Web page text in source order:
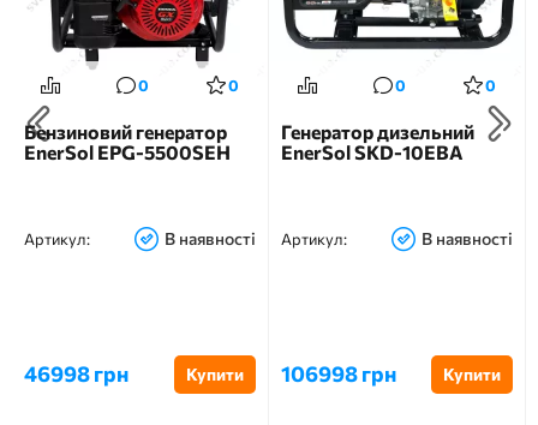
0 0
Бензиновий генератор
EnerSol EPG-5500SEH
Артикул: В наявності
46998 грн Купити
0 0
Генератор дизельний
EnerSol SKD-10EBA
Артикул: В наявності
106998 грн Купити